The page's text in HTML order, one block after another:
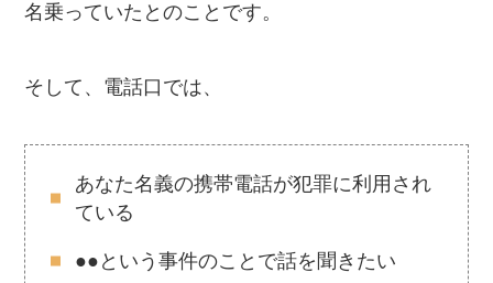
名乗っていたとのことです。
そして、電話口では、
あなた名義の携帯電話が犯罪に利用され
ている
●●という事件のことで話を聞きたい